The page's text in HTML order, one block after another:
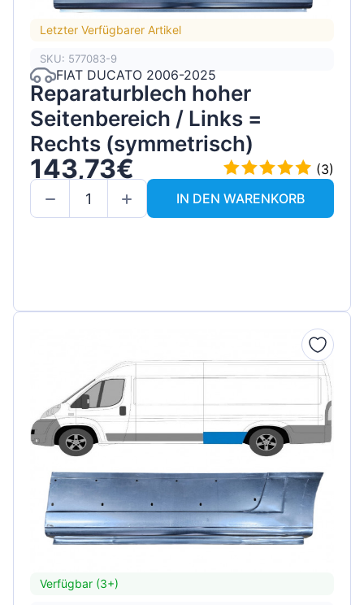
Letzter Verfügbarer Artikel
SKU: 577083-9
FIAT DUCATO 2006-2025
Reparaturblech hoher
Seitenbereich / Links =
Rechts (symmetrisch)
143,73€
(3)
IN DEN WARENKORB
Verfügbar (3+)